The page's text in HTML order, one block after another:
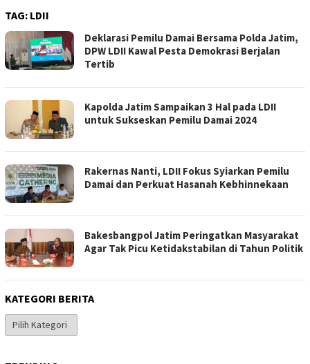
TAG: LDII
Deklarasi Pemilu Damai Bersama Polda Jatim,
DPW LDII Kawal Pesta Demokrasi Berjalan
Tertib
Kapolda Jatim Sampaikan 3 Hal pada LDII
untuk Sukseskan Pemilu Damai 2024
Rakernas Nanti, LDII Fokus Syiarkan Pemilu
Damai dan Perkuat Hasanah Kebhinnekaan
Bakesbangpol Jatim Peringatkan Masyarakat
Agar Tak Picu Ketidakstabilan di Tahun Politik
KATEGORI BERITA
Kategori
Berita